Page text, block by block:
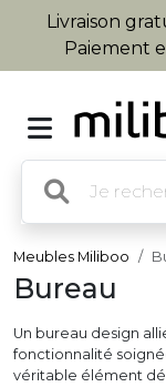
Livraison
Paiement
Meubles Miliboo
Bureau
Un bureau design
fonctionnalité
véritable élément